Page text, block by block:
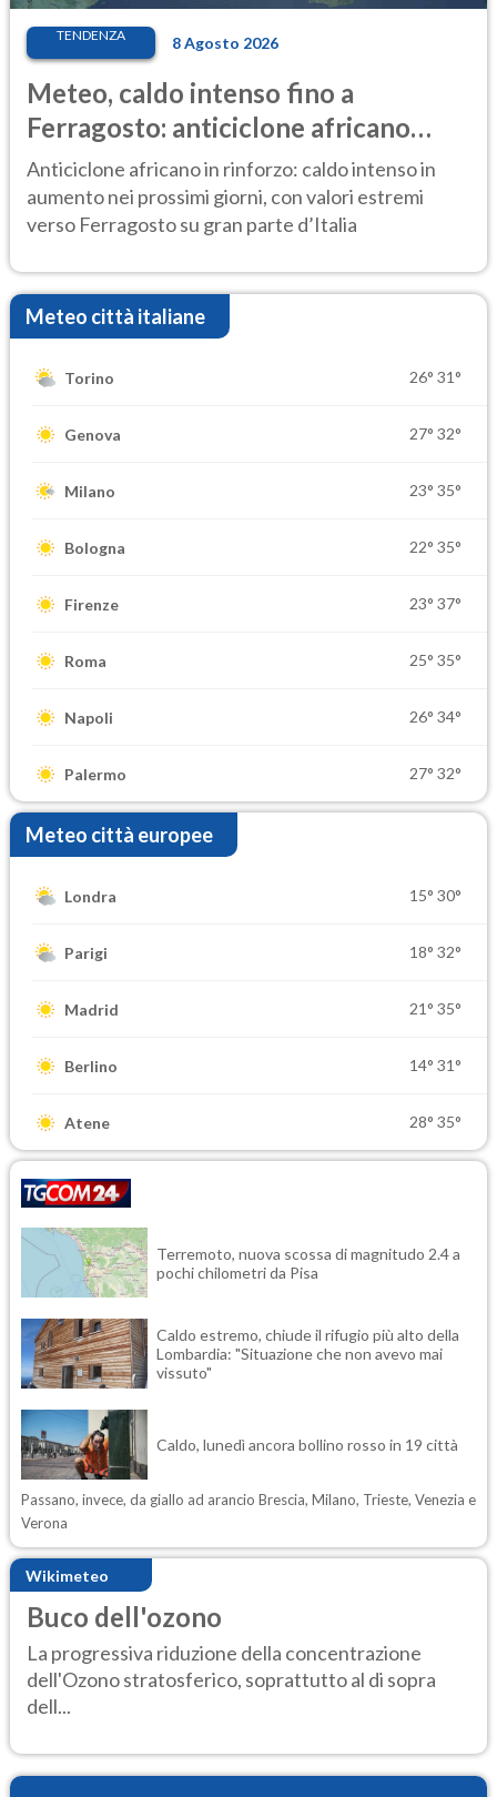
TENDENZA 8 Agosto 2026
Meteo, caldo intenso fino a
Ferragosto: anticiclone africano
ancora protagonista
Anticiclone africano in rinforzo: caldo intenso in
aumento nei prossimi giorni, con valori estremi
verso Ferragosto su gran parte d’Italia
Meteo città italiane
Torino 26° 31°
Genova 27° 32°
Milano 23° 35°
Bologna 22° 35°
Firenze 23° 37°
Roma 25° 35°
Napoli 26° 34°
Palermo 27° 32°
Meteo città europee
Londra 15° 30°
Parigi 18° 32°
Madrid 21° 35°
Berlino 14° 31°
Atene 28° 35°
Terremoto, nuova scossa di magnitudo 2.4 a
pochi chilometri da Pisa
Caldo estremo, chiude il rifugio più alto della
Lombardia: "Situazione che non avevo mai
vissuto"
Caldo, lunedì ancora bollino rosso in 19 città
Passano, invece, da giallo ad arancio Brescia, Milano, Trieste, Venezia e
Verona
Wikimeteo
Buco dell'ozono
La progressiva riduzione della concentrazione
dell'Ozono stratosferico, soprattutto al di sopra
dell...